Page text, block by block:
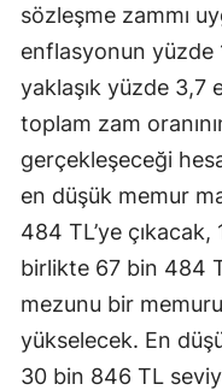
sözleşme zammı
enflasyonun yüzde
yaklaşık yüzde 3,7
toplam zam
gerçekleşeceği
en düşük memur
484 TL’ye çıkacak,
birlikte 67 bin 484
mezunu bir
yükselecek. En
30 bin 846 TL